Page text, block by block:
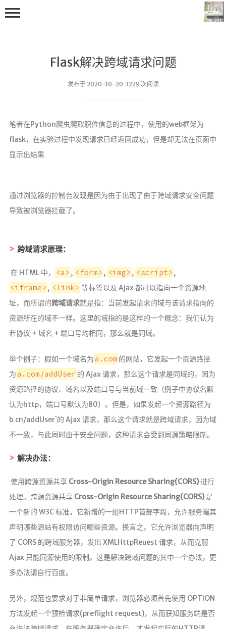
Flask解决跨域请求问题
发布于 2020-10-20 3229 次阅读
笔者在Python爬虫爬取职位信息的过程中，使用的web框架为
flask，在实验过程中发现请求已经返回成功，但是却无法在页面中
显示出结果
通过浏览器的控制台发现是因为由于出现了由于跨域请求安全问题
导致被浏览器拦截了。
跨域请求原理：
​ 在 HTML 中， <a> , <form> , <img> , <script> ,
<iframe> , <link> 等标签以及 Ajax 都可以指向一个资源地
址，而所谓的跨域请求就是指：当前发起请求的域与该请求指向的
资源所在的域不一样。这里的域指的是这样的一个概念：我们认为
若协议 + 域名 + 端口号均相同，那么就是同域。
举个例子：假如一个域名为a.com 的网站，它发起一个资源路径
为a.com/addUser 的 Ajax 请求，那么这个请求是同域的，因为
资源路径的协议、域名以及端口号与当前域一致（例子中协议名默
认为http，端口号默认为80）。但是，如果发起一个资源路径为
b.cn/addUser`的 Ajax 请求，那么这个请求就是跨域请求，因为域
不一致，与此同时由于安全问题，这种请求会受到同源策略限制。
解决办法：
​ 使用跨源资源共享 Cross-Origin Resource Sharing(CORS)进行
处理。跨源资源共享 Cross-Origin Resource Sharing(CORS)是
一个新的 W3C 标准，它新增的一组HTTP首部字段，允许服务端其
声明哪些源站有权限访问哪些资源。换言之，它允许浏览器向声明
了 CORS 的跨域服务器，发出 XMLHttpReuest 请求，从而克服
Ajax 只能同源使用的限制。这是解决跨域问题的其中一个办法，更
多办法请自行百度。
另外，规范也要求对于非简单请求，浏览器必须首先使用 OPTION
方法发起一个预检请求(preflight request)，从而获知服务端是否
编程学习
OS
mybatis
Python
UML
前端学习
Java实验
随笔
其它
友情链接